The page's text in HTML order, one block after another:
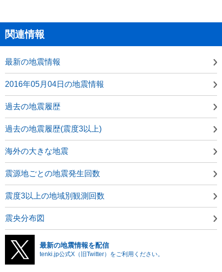
関連情報
最新の地震情報
2016年05月04日の地震情報
過去の地震履歴
過去の地震履歴(震度3以上)
海外の大きな地震
震源地ごとの地震発生回数
震度3以上の地域別観測回数
震央分布図
最新の地震情報を配信
tenki.jp公式X（旧Twitter）をご利用ください。